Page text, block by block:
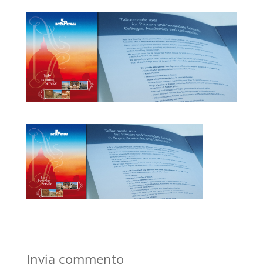
Invia commento